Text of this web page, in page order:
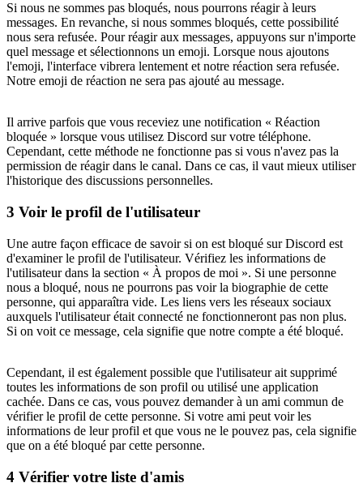
Si nous ne sommes pas bloqués, nous pourrons réagir à leurs
messages. En revanche, si nous sommes bloqués, cette possibilité
nous sera refusée. Pour réagir aux messages, appuyons sur n'importe
quel message et sélectionnons un emoji. Lorsque nous ajoutons
l'emoji, l'interface vibrera lentement et notre réaction sera refusée.
Notre emoji de réaction ne sera pas ajouté au message.
Il arrive parfois que vous receviez une notification « Réaction
bloquée » lorsque vous utilisez Discord sur votre téléphone.
Cependant, cette méthode ne fonctionne pas si vous n'avez pas la
permission de réagir dans le canal. Dans ce cas, il vaut mieux utiliser
l'historique des discussions personnelles.
3 Voir le profil de l'utilisateur
Une autre façon efficace de savoir si on est bloqué sur Discord est
d'examiner le profil de l'utilisateur. Vérifiez les informations de
l'utilisateur dans la section « À propos de moi ». Si une personne
nous a bloqué, nous ne pourrons pas voir la biographie de cette
personne, qui apparaîtra vide. Les liens vers les réseaux sociaux
auxquels l'utilisateur était connecté ne fonctionneront pas non plus.
Si on voit ce message, cela signifie que notre compte a été bloqué.
Cependant, il est également possible que l'utilisateur ait supprimé
toutes les informations de son profil ou utilisé une application
cachée. Dans ce cas, vous pouvez demander à un ami commun de
vérifier le profil de cette personne. Si votre ami peut voir les
informations de leur profil et que vous ne le pouvez pas, cela signifie
que on a été bloqué par cette personne.
4 Vérifier votre liste d'amis